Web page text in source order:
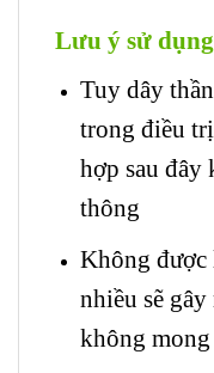
Lưu ý sử dụng
Tuy dây
trong điều
hợp sau đây
thông
Không được
nhiều sẽ
không mong